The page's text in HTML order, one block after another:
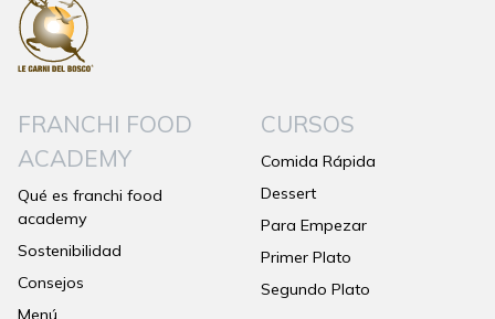
FRANCHI FOOD
ACADEMY
Qué es franchi food
academy
Sostenibilidad
Consejos
Menú
CURSOS
Comida Rápida
Dessert
Para Empezar
Primer Plato
Segundo Plato